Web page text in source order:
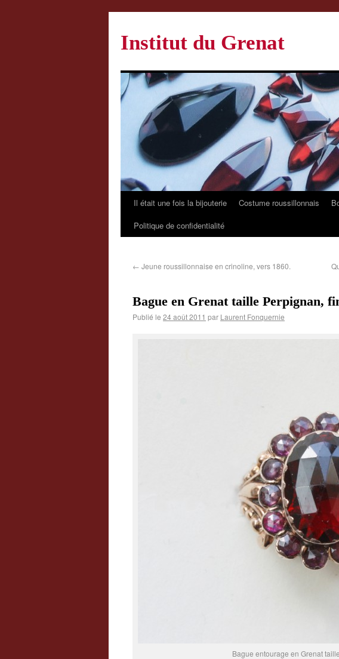
Institut du Grenat
Il était une fois la bijouterie Costume roussillonnais
Politique de confidentialité
← Jeune roussillonnaise en crinoline, vers 1860.
Bague en Grenat taille Perpignan,
Publié le 24 août 2011 par Laurent Fonquernie
Bague entourage en Grenat